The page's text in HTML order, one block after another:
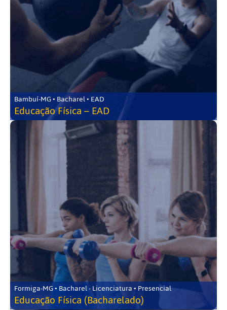
Bambuí-MG • Bacharel • EAD
Educação Física – EAD
Formiga-MG • Bacharel - Licenciatura • Presencial
Educação Física (Bacharelado)